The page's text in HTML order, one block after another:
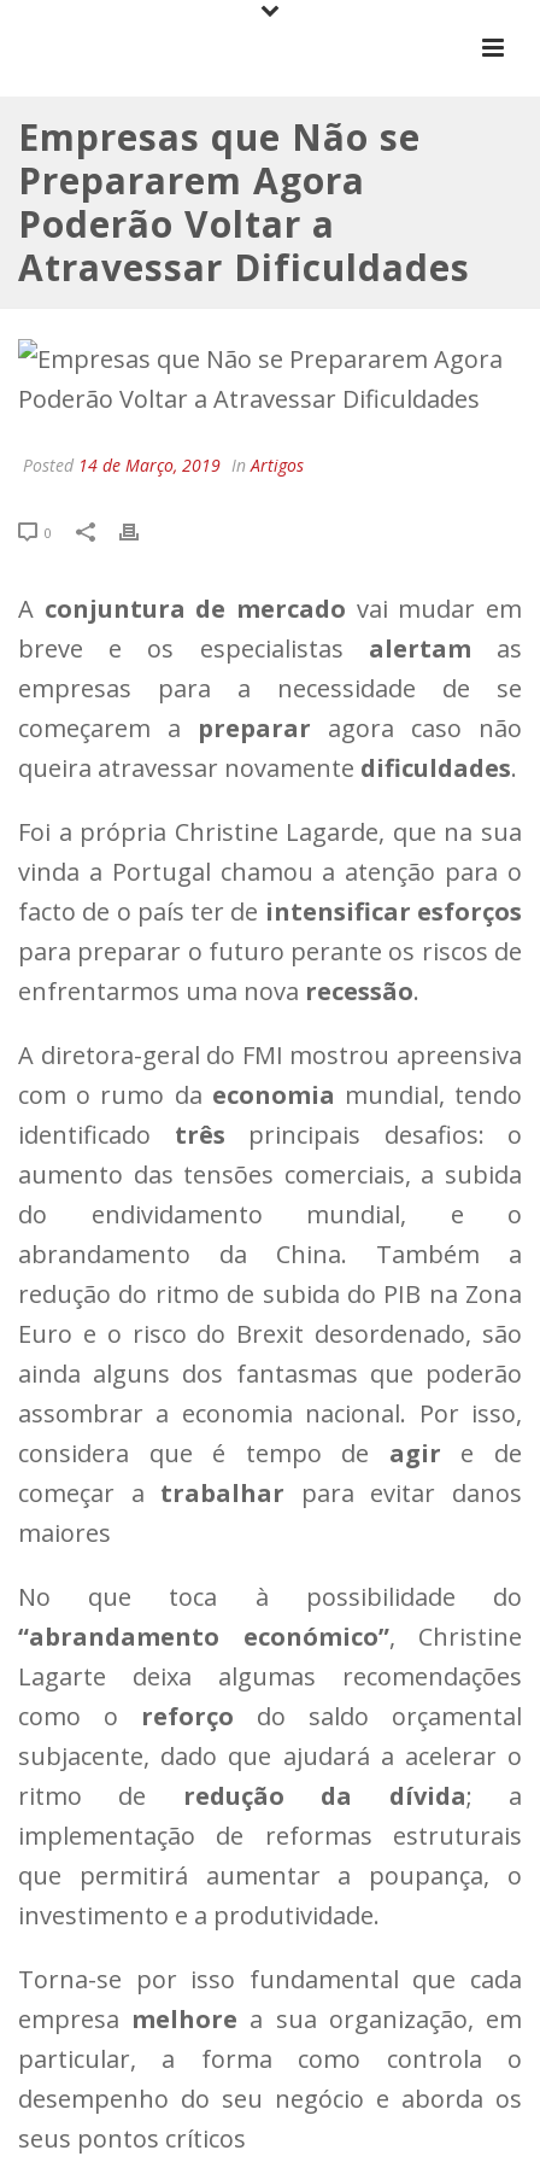
Empresas que Não se
Prepararem Agora
Poderão Voltar a
Atravessar Dificuldades
Posted 14 de Março, 2019 InArtigos
0
A conjuntura de mercado vai mudar em
breve e os especialistas alertam as
empresas para a necessidade de se
começarem a preparar agora caso não
queira atravessar novamente dificuldades.
Foi a própria Christine Lagarde, que na sua
vinda a Portugal chamou a atenção para o
facto de o país ter de intensificar esforços
para preparar o futuro perante os riscos de
enfrentarmos uma nova recessão.
A diretora-geral do FMI mostrou apreensiva
com o rumo da economia mundial, tendo
identificado três principais desafios: o
aumento das tensões comerciais, a subida
do endividamento mundial, e o
abrandamento da China. Também a
redução do ritmo de subida do PIB na Zona
Euro e o risco do Brexit desordenado, são
ainda alguns dos fantasmas que poderão
assombrar a economia nacional. Por isso,
considera que é tempo de agir e de
começar a trabalhar para evitar danos
maiores
No que toca à possibilidade do
“abrandamento económico”, Christine
Lagarte deixa algumas recomendações
como o reforço do saldo orçamental
subjacente, dado que ajudará a acelerar o
ritmo de redução da dívida; a
implementação de reformas estruturais
que permitirá aumentar a poupança, o
investimento e a produtividade.
Torna-se por isso fundamental que cada
empresa melhore a sua organização, em
particular, a forma como controla o
desempenho do seu negócio e aborda os
seus pontos críticos